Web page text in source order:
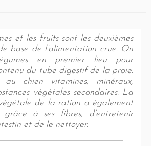
et les fruits sont les deuxièmes
base de l’alimentation crue. On
en premier lieu pour
du tube digestif de la proie.
au chien vitamines, minéraux,
végétales secondaires. La
de la ration a également
à ses fibres, d’entretenir
et de le nettoyer.